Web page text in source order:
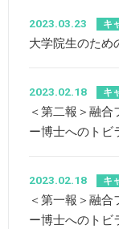
2023.03.23 キ
大学院生のため
2023.02.18 キ
＜第二報＞融
ー博士へのトビ
2023.02.18 キ
＜第一報＞融
ー博士へのトビ